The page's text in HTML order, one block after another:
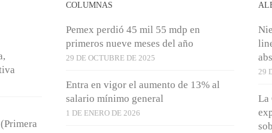
COLUMNAS
Pemex perdió 45 mil 55 mdp en
primeros nueve meses del año
29 DE OCTUBRE DE 2025
Entra en vigor el aumento de 13% al
salario mínimo general
1 DE ENERO DE 2026
29
La